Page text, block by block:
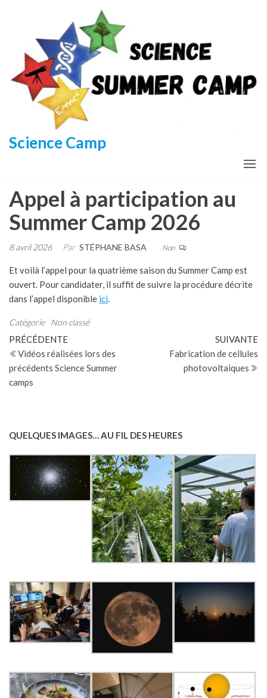
Science Camp
Appel à participation au
Summer Camp 2026
8 avril 2026 Par STÉPHANE BASA Non
Et voilà l’appel pour la quatrième saison du Summer Camp est
ouvert. Pour candidater, il suffit de suivre la procédure décrite
dans l’appel disponible ici.
Catégorie Non classé
Navigation
de
l’article
Article
précédent
PRÉCÉDENTE
Vidéos réalisées lors des
précédents Science Summer
camps
SUIVANTE
Fabrication de cellules
photovoltaiques
QUELQUES IMAGES… AU FIL DES HEURES